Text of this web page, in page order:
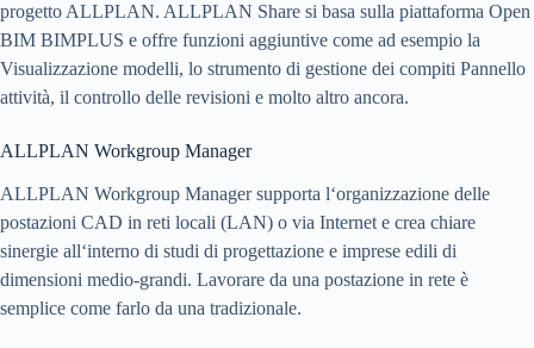
progetto ALLPLAN. ALLPLAN Share si basa sulla piattaforma Open
BIM BIMPLUS e offre funzioni aggiuntive come ad esempio la
Visualizzazione modelli, lo strumento di gestione dei compiti Pannello
attività, il controllo delle revisioni e molto altro ancora.
ALLPLAN Workgroup Manager
ALLPLAN Workgroup Manager supporta l‘organizzazione delle
postazioni CAD in reti locali (LAN) o via Internet e crea chiare
sinergie all‘interno di studi di progettazione e imprese edili di
dimensioni medio-grandi. Lavorare da una postazione in rete è
semplice come farlo da una tradizionale.